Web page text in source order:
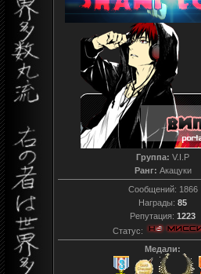
Группа: V.I.P
Ранг: Акацуки
Сообщений: 1866
Награды: 85
Репутация: 1223
Статус:
Медали: